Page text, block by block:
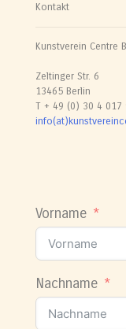
Kontakt
Kunstverein Centre
Zeltinger Str. 6
13465 Berlin
T + 49 (0) 30 4 017
Vorname
Nachname